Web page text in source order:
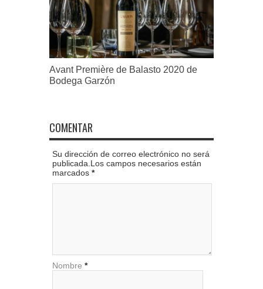
Avant Première de Balasto 2020 de
Bodega Garzón
COMENTAR
Su dirección de correo electrónico no será
publicada.Los campos necesarios están
marcados *
Nombre *